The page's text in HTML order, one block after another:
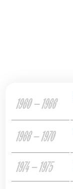
1960 — 1966
1966 — 1970
1974 — 1975